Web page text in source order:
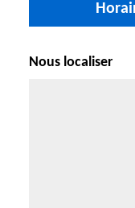
Nous localiser